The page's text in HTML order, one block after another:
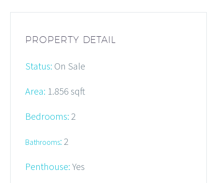
PROPERTY DETAIL
Status: On Sale
Area: 1.856 sqft
Bedrooms: 2
Bathrooms: 2
Penthouse: Yes